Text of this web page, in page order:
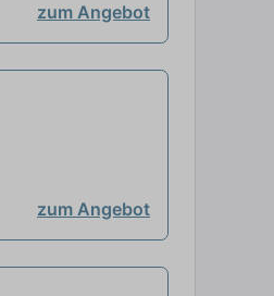
zum Angebot
zum Angebot